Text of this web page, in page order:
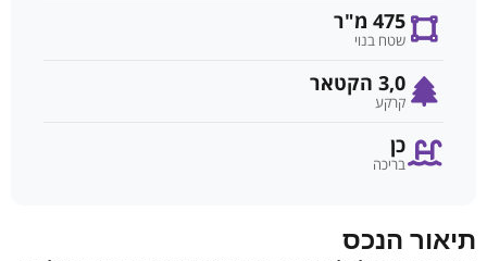
475 מ"ר
שטח בנוי
3,0 הקטאר
קרקע
כן
בריכה
תיאור הנכס